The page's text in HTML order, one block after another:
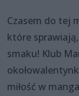
Czasem do tej
które
smaku! Klub
miłość w